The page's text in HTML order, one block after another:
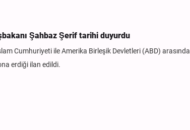
Şahbaz Şerif tarihi duyurdu
Cumhuriyeti ile Amerika Birleşik Devletleri (ABD) arasında
erdiği ilan edildi.